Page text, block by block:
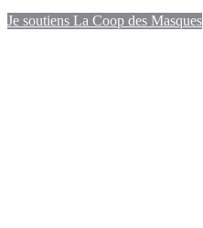
Je soutiens La Coop des Masques